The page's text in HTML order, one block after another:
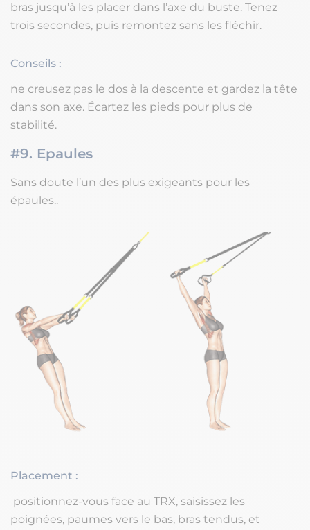
bras jusqu’à les placer dans l’axe du buste. Tenez
trois secondes, puis remontez sans les fléchir.
Conseils :
ne creusez pas le dos à la descente et gardez la tête
dans son axe. Écartez les pieds pour plus de
stabilité.
#9. Epaules
Sans doute l’un des plus exigeants pour les
épaules..
Placement :
positionnez-vous face au TRX, saisissez les
poignées, paumes vers le bas, bras tendus, et